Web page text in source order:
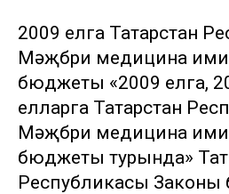
2009 елга Татарстан
Мәҗбүри медицина
бюджеты «2009 елга,
елларга Татарстан
Мәҗбүри медицина
бюджеты турында»
Республикасы Законы